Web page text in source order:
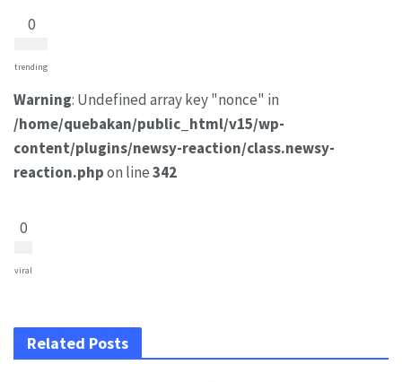
0
trending
Warning: Undefined array key "nonce" in
/home/quebakan/public_html/v15/wp-
content/plugins/newsy-reaction/class.newsy-
reaction.phpon line342
0
viral
Related Posts